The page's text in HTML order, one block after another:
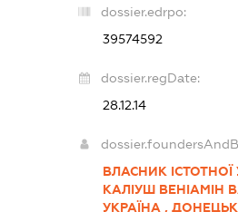
dossier.edrpo:
39574592
dossier.regDate:
28.12.14
ВЛАСНИК ІСТОТНОЇ
КАЛІУШ ВЕНІАМІН
УКРАЇНА ,